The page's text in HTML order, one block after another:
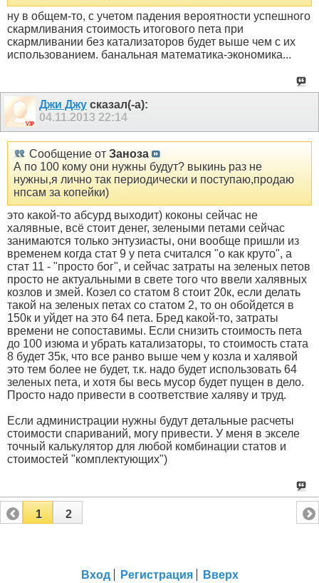
ну в общем-то, с учетом падения вероятности успешного
скармливания стоимость итогового пета при
скармливании без катализаторов будет выше чем с их
использованием. банальная математика-экономика...
Джи Джу сказал(-а):
04.11.2013 22:14
Сообщение от Заноза
А по 100 кому они нужны будут? выкинь раз не
нужны,я лично так периодически и поступаю,продаю
нпсам за копейки)
это какой-то абсурд выходит) коконы сейчас не
халявные, всё стоит денег, зелеными петами сейчас
занимаются только энтузиасты, они вообще пришли из
временем когда стат 9 у пета считался "о как круто", а
стат 11 - "просто бог", и сейчас затраты на зеленых петов
просто не актуальными в свете того что ввели халявных
козлов и змей. Козел со статом 8 стоит 20к, если делать
такой на зеленых петах со статом 2, то он обойдется в
150к и уйдет на это 64 пета. Бред какой-то, затраты
времени не сопоставимы. Если снизить стоимость пета
до 100 изюма и убрать катализаторы, то стоимость стата
8 будет 35к, что все ранво выше чем у козла и халявой
это тем более не будет, т.к. надо будет использовать 64
зеленых пета, и хотя бы весь мусор будет пущен в дело.
Просто надо привести в соответствие халяву и труд.
Если администрации нужны будут детальные расчеты
стоимости спариваний, могу привести. У меня в экселе
точный калькулятор для любой комбинации статов и
стоимостей "комплектующих")
1 2
Вход Регистрация Вверх